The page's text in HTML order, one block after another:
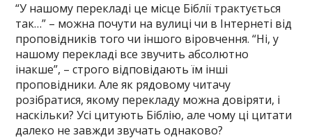
“У нашому перекладі це місце Біблії трактується
так…” – можна почути на вулиці чи в Інтернеті від
проповідників того чи іншого віровчення. “Ні, у
нашому перекладі все звучить абсолютно
інакше”, – строго відповідають їм інші
проповідники. Але як рядовому читачу
розібратися, якому перекладу можна довіряти, і
наскільки? Усі цитують Біблію, але чому ці цитати
далеко не завжди звучать однаково?